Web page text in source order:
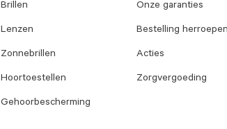
Brillen
Lenzen
Zonnebrillen
Hoortoestellen
Gehoorbescherming
Onze garanties
Bestelling herroepen
Acties
Zorgvergoeding